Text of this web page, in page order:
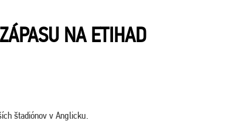
NA ETIHAD
štadiónov v Anglicku.